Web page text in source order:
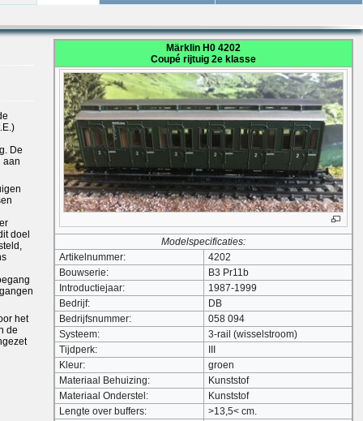
Märklin H0 4202
Coupé rijtuig 2e klasse
Modelspecificaties:
Artikelnummer:
4202
Bouwserie:
B3 Pr11b
Introductiejaar:
1987-1999
Bedrijf:
DB
Bedrijfsnummer:
058 094
Systeem:
3-rail (wisselstroom)
Tijdperk:
Kleur:
groen
Materiaal Behuizing:
Kunststof
Materiaal Onderstel:
Kunststof
Lengte over buffers:
>13,5< cm.
De
aan
doel
het
de